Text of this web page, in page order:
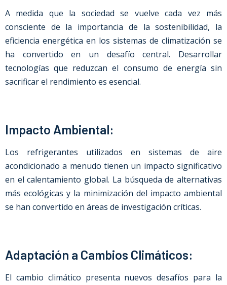
A medida que la sociedad se vuelve cada vez más
consciente de la importancia de la sostenibilidad, la
eficiencia energética en los sistemas de climatización se
ha convertido en un desafío central. Desarrollar
tecnologías que reduzcan el consumo de energía sin
sacrificar el rendimiento es esencial.
Impacto Ambiental:
Los refrigerantes utilizados en sistemas de aire
acondicionado a menudo tienen un impacto significativo
en el calentamiento global. La búsqueda de alternativas
más ecológicas y la minimización del impacto ambiental
se han convertido en áreas de investigación críticas.
Adaptación a Cambios Climáticos:
El cambio climático presenta nuevos desafíos para la